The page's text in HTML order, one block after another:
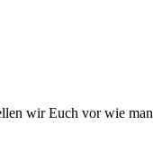
wir Euch vor wie